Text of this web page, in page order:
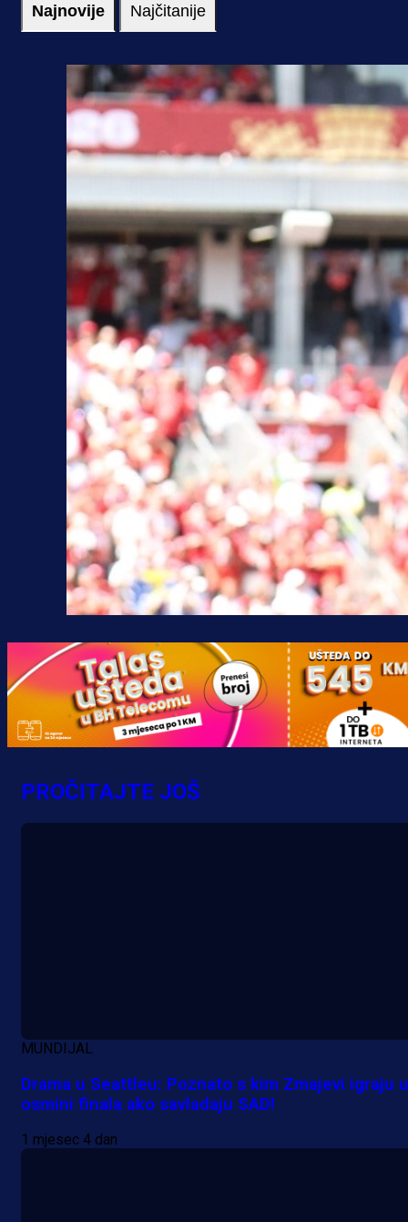
Najnovije Najčitanije
A Selekcija
Lukić seli u Bundesligu? Dva
PROČITAJTE JOŠ
MUNDIJAL
Drama u Seattleu: Poznato s kim Zmajevi igraju u
osmini finala ako savladaju SAD!
1 mjesec 4 dan